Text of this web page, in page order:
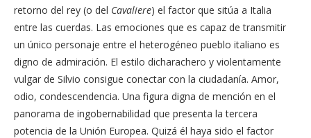
retorno del rey (o del Cavaliere) el factor que sitúa a Italia
entre las cuerdas. Las emociones que es capaz de transmitir
un único personaje entre el heterogéneo pueblo italiano es
digno de admiración. El estilo dicharachero y violentamente
vulgar de Silvio consigue conectar con la ciudadanía. Amor,
odio, condescendencia. Una figura digna de mención en el
panorama de ingobernabilidad que presenta la tercera
potencia de la Unión Europea. Quizá él haya sido el factor